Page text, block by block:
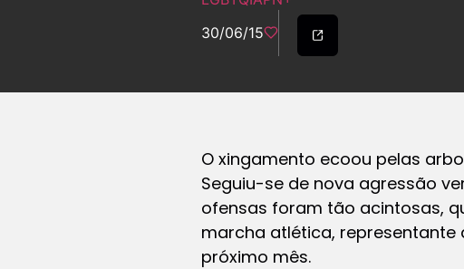
30/06/15
O xingamento ecoou pelas
Seguiu-se de nova agressão
ofensas foram tão acintosas,
marcha atlética, representante
próximo mês.